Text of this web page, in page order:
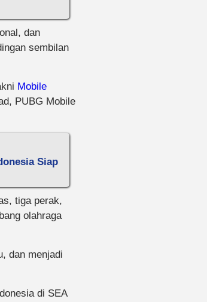
dan
sembilan
Mobile
PUBG Mobile
Siap
tiga perak,
olahraga
dan menjadi
di SEA